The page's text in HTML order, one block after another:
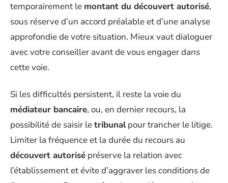
temporairement le montant du découvert autorisé,
sous réserve d’un accord préalable et d’une analyse
approfondie de votre situation. Mieux vaut dialoguer
avec votre conseiller avant de vous engager dans
cette voie.
Si les difficultés persistent, il reste la voie du
médiateur bancaire, ou, en dernier recours, la
possibilité de saisir letribunalpour trancher le litige.
Limiter la fréquence et la durée du recours au
découvert autorisé préserve la relation avec
l’établissement et évite d’aggraver les conditions de